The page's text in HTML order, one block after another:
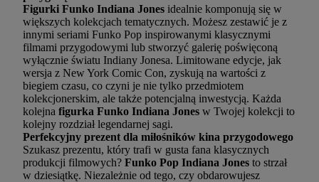
Figurki Funko Indiana Jones idealnie komponują się w
większych kolekcjach tematycznych. Możesz zestawić je z
innymi seriami Funko Pop inspirowanymi klasycznymi
filmami przygodowymi lub stworzyć galerię poświęconą
wyłącznie światu Indiany Jonesa. Limitowane edycje, jak
wersja z New York Comic Con, zyskują na wartości z
biegiem czasu, co czyni je nie tylko przedmiotem
kolekcjonerskim, ale także potencjalną inwestycją. Każda
kolejna figurka Funko Indiana Jones w Twojej kolekcji to
kolejny rozdział legendarnej sagi.
Perfekcyjny prezent dla miłośników kina przygodowego
Szukasz prezentu, który trafi w gusta fana klasycznych
produkcji filmowych? Funko Pop Indiana Jones to strzał
w dziesiątkę. Niezależnie od tego, czy obdarowujesz